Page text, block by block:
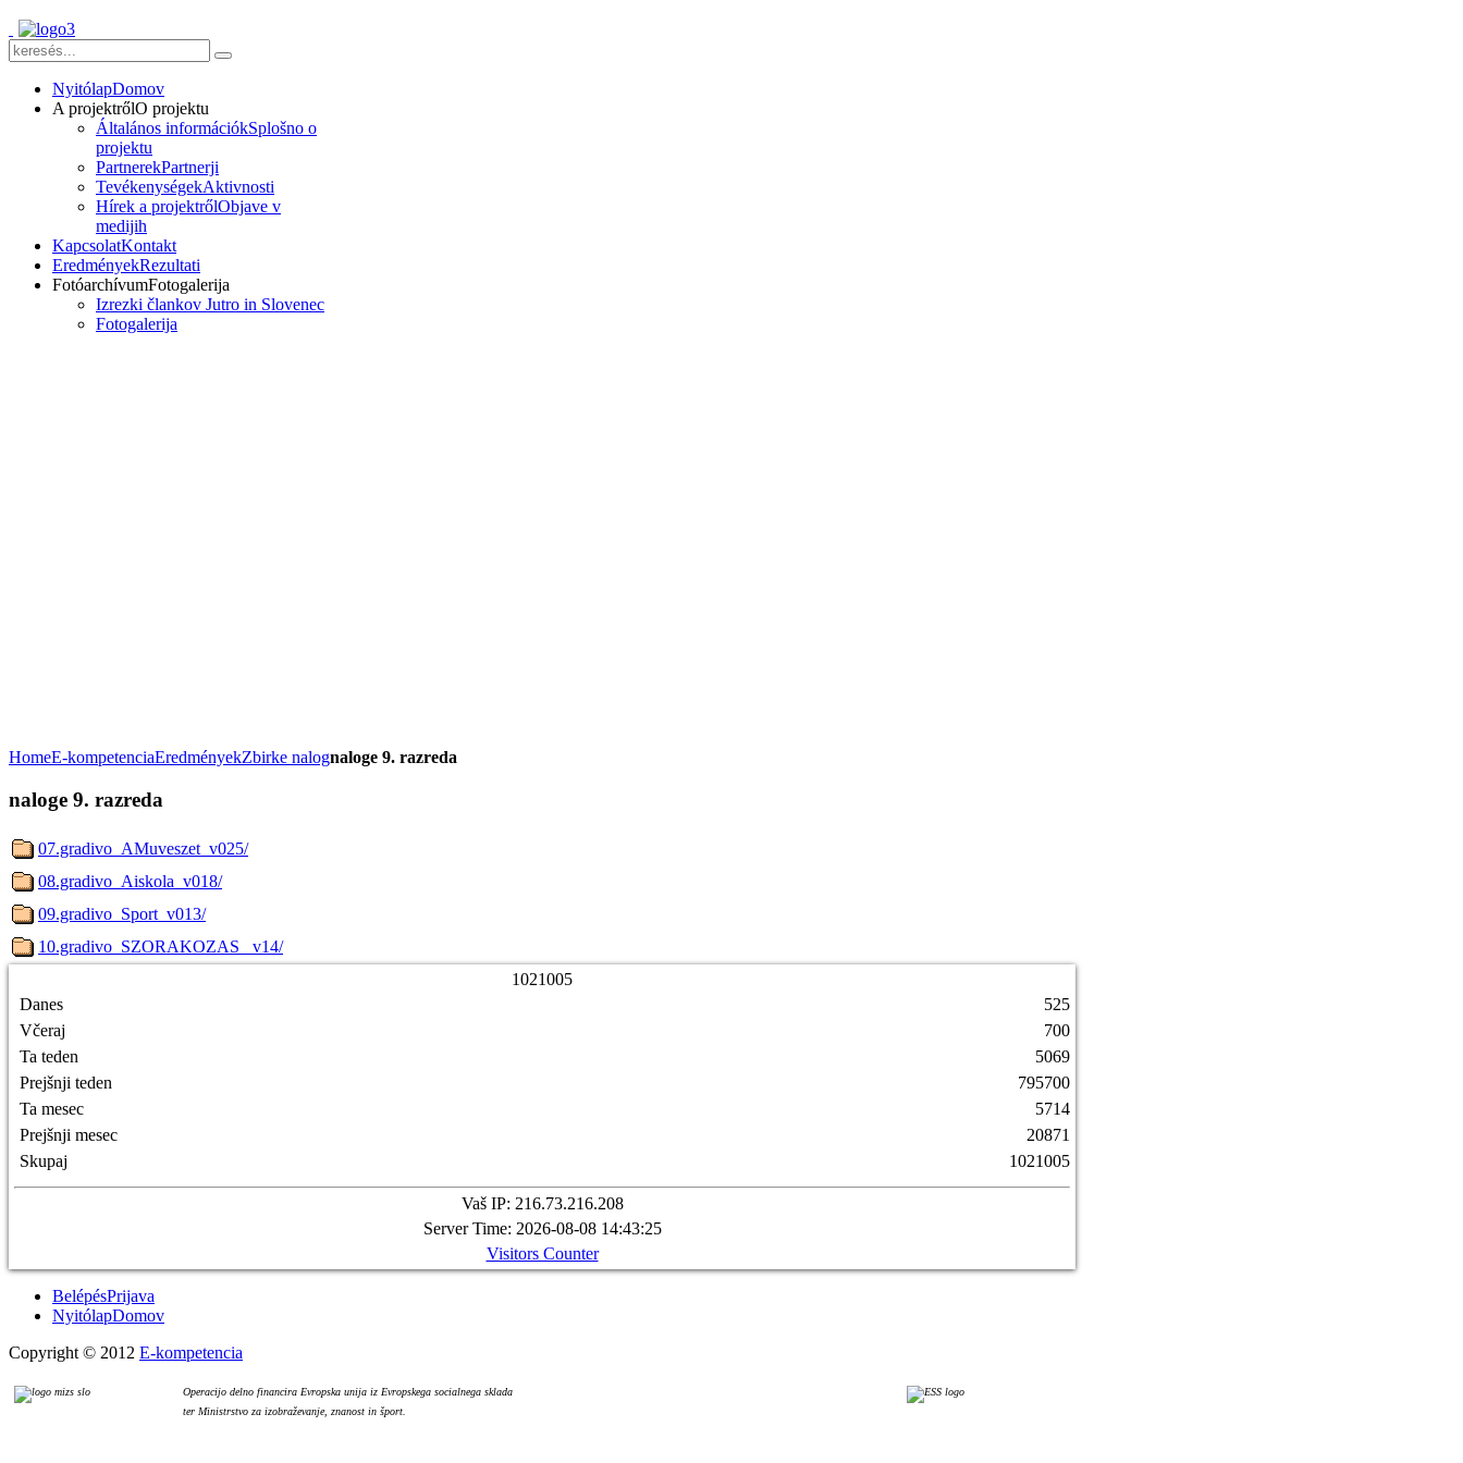
NyitólapDomov
A projektrőlO projektu
Általános információkSplošno o
projektu
PartnerekPartnerji
TevékenységekAktivnosti
Hírek a projektrőlObjave v
medijih
KapcsolatKontakt
EredményekRezultati
FotóarchívumFotogalerija
Izrezki člankov Jutro in Slovenec
Fotogalerija
HomeE-kompetenciaEredményekZbirke nalognaloge 9. razreda
naloge 9. razreda
07.gradivo_AMuveszet_v025/
08.gradivo_Aiskola_v018/
09.gradivo_Sport_v013/
10.gradivo_SZORAKOZAS _v14/
1021005
Danes
Včeraj
Ta teden
Prejšnji teden
Ta mesec
Prejšnji mesec
Skupaj
525
700
5069
795700
5714
20871
1021005
Vaš IP: 216.73.216.208
Server Time: 2026-08-08 14:43:25
Visitors Counter
BelépésPrijava
NyitólapDomov
Copyright © 2012 E-kompetencia
Operacijo delno financira Evropska unija iz Evropskega socialnega sklada
ter Ministrstvo za izobraževanje, znanost in šport.